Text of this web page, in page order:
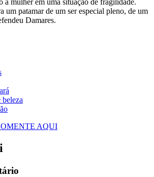
a mulher em uma situação de fragilidade.
um patamar de um ser especial pleno, de um
Damares.
AQUI